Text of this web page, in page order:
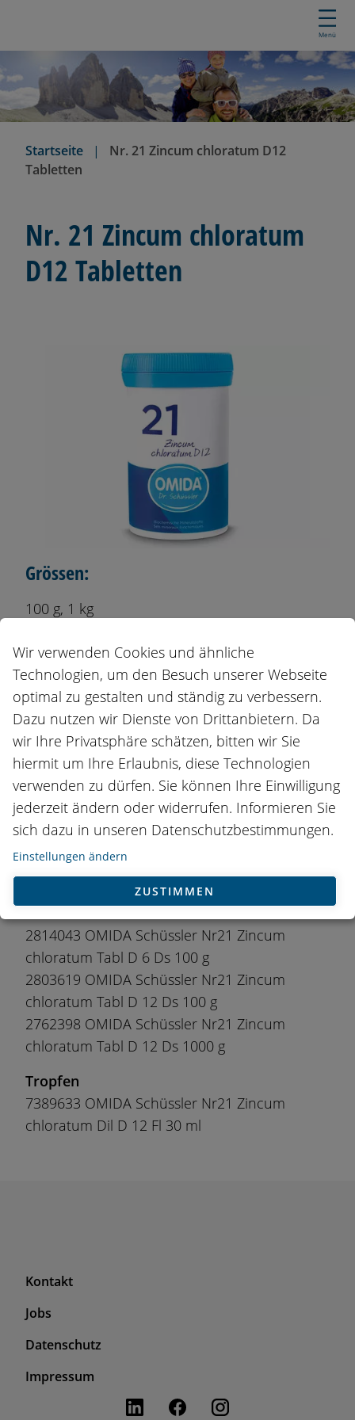
r
e
k
t
z
Menü
Startseite
Nr. 21 Zincum chloratum D12
Tabletten
Nr. 21 Zincum chloratum
D12 Tabletten
Grössen:
100 g, 1 kg
Auch erhältlich als:
Tropfen
Dies ist ein zugelassenes Arzneimittel. Lassen
Sie sich von einer Fachperson beraten und
lesen Sie die Angaben auf der Packung.
Erhältlich in Apotheken und Drogerien.
PHARMACODES
2814043 OMIDA Schüssler Nr21 Zincum
chloratum Tabl D 6 Ds 100 g
2803619 OMIDA Schüssler Nr21 Zincum
chloratum Tabl D 12 Ds 100 g
2762398 OMIDA Schüssler Nr21 Zincum
chloratum Tabl D 12 Ds 1000 g
Tropfen
7389633 OMIDA Schüssler Nr21 Zincum
chloratum Dil D 12 Fl 30 ml
F
o
t
r
Kontakt
Jobs
F
o
Datenschutz
Impressum
Wir verwenden Cookies und ähnliche
Technologien, um den Besuch unserer Webseite
optimal zu gestalten und ständig zu verbessern.
Dazu nutzen wir Dienste von Drittanbietern. Da
wir Ihre Privatsphäre schätzen, bitten wir Sie
hiermit um Ihre Erlaubnis, diese Technologien
verwenden zu dürfen. Sie können Ihre Einwilligung
jederzeit ändern oder widerrufen. Informieren Sie
sich dazu in unseren Datenschutzbestimmungen.
Einstellungen ändern
ZUSTIMMEN